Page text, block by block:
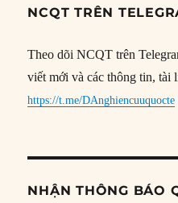
NCQT TRÊN
Theo dõi NCQT trên
viết mới và các thông tin,
https://t.me/DAnghiencuuquocte
NHẬN THÔNG BÁO